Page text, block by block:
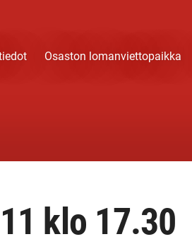
Osaston lomanviettopaikka
klo 17.30